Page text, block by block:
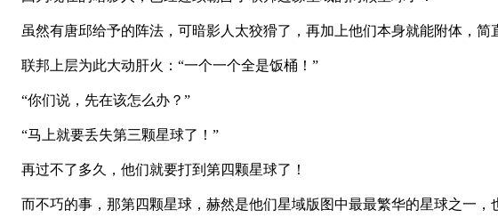
虽然有唐邱给予的阵法，可暗影人太狡猾了，再加上他们本身就能附体，简
联邦上层为此大动肝火：“一个一个全是饭桶！”
“你们说，先在该怎么办？”
“马上就要丢失第三颗星球了！”
再过不了多久，他们就要打到第四颗星球了！
而不巧的事，那第四颗星球，赫然是他们星域版图中最最繁华的星球之一，